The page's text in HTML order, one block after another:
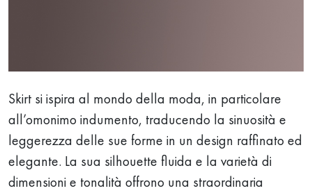
Skirt si ispira al mondo della moda, in particolare
all’omonimo indumento, traducendo la sinuosità e
leggerezza delle sue forme in un design raffinato ed
elegante. La sua silhouette fluida e la varietà di
dimensioni e tonalità offrono una straordinaria